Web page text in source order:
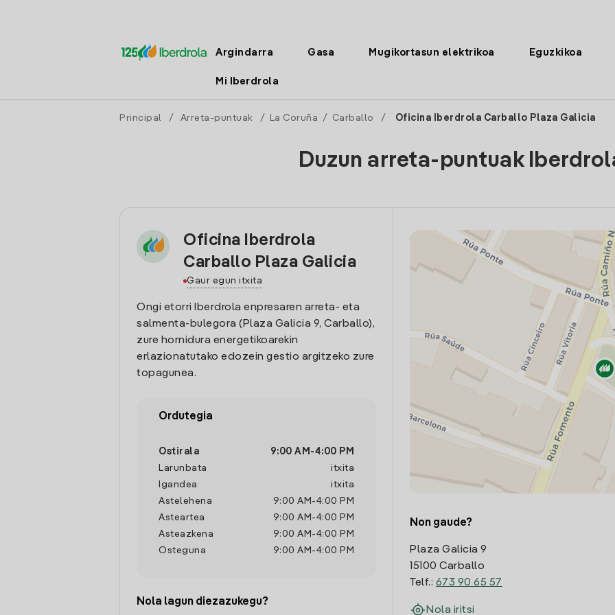
Argindarra Gasa Mugikortasun elektrikoa Eguzkikoa
Mi Iberdrola
Principal / Arreta-puntuak / La Coruña / Carballo / Oficina Iberdrola Carballo Plaza Galicia
Duzun arreta-puntuak
Oficina Iberdrola
Carballo Plaza Galicia
Gaur egun itxita
Ongi etorri Iberdrola enpresaren arreta- eta
salmenta-bulegora (Plaza Galicia 9, Carballo),
zure hornidura energetikoarekin
erlazionatutako edozein gestio argitzeko zure
topagunea.
Ordutegia
Ostirala 9:00 AM -4:00 PM
Larunbata
itxita
Igandea
itxita
Astelehena
9:00 AM -4:00 PM
Asteartea
9:00 AM -4:00 PM
Asteazkena
9:00 AM -4:00 PM
Osteguna
9:00 AM -4:00 PM
Nola lagun diezazukegu?
Non gaude?
Plaza Galicia 9
15100 Carballo
Telf.: 673 90 65 57
Nola iritsi